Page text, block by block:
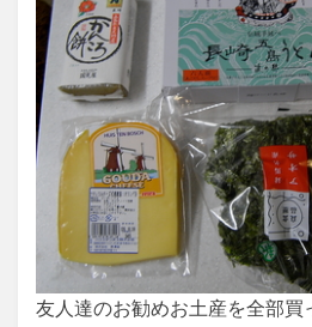
友人達のお勧めお土産を全部買